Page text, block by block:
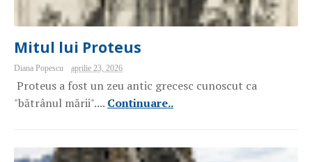
Mitul lui Proteus
Diana Popescu aprilie 23, 2026
Proteus a fost un zeu antic grecesc cunoscut ca
"bătrânul mării".... Continuare..